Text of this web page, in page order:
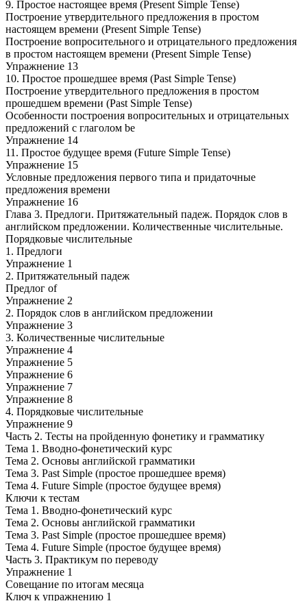
9. Простое настоящее время (Present Simple Tense)
Построение утвердительного предложения в простом
настоящем времени (Present Simple Tense)
Построение вопросительного и отрицательного предложения
в простом настоящем времени (Present Simple Tense)
Упражнение 13
10. Простое прошедшее время (Past Simple Tense)
Построение утвердительного предложения в простом
прошедшем времени (Past Simple Tense)
Особенности построения вопросительных и отрицательных
предложений с глаголом be
Упражнение 14
11. Простое будущее время (Future Simple Tense)
Упражнение 15
Условные предложения первого типа и придаточные
предложения времени
Упражнение 16
Глава 3. Предлоги. Притяжательный падеж. Порядок слов в
английском предложении. Количественные числительные.
Порядковые числительные
1. Предлоги
Упражнение 1
2. Притяжательный падеж
Предлог of
Упражнение 2
2. Порядок слов в английском предложении
Упражнение 3
3. Количественные числительные
Упражнение 4
Упражнение 5
Упражнение 6
Упражнение 7
Упражнение 8
4. Порядковые числительные
Упражнение 9
Часть 2. Тесты на пройденную фонетику и грамматику
Тема 1. Вводно-фонетический курс
Тема 2. Основы английской грамматики
Тема 3. Past Simple (простое прошедшее время)
Тема 4. Future Simple (простое будущее время)
Ключи к тестам
Тема 1. Вводно-фонетический курс
Тема 2. Основы английской грамматики
Тема 3. Past Simple (простое прошедшее время)
Тема 4. Future Simple (простое будущее время)
Часть 3. Практикум по переводу
Упражнение 1
Совещание по итогам месяца
Ключ к упражнению 1